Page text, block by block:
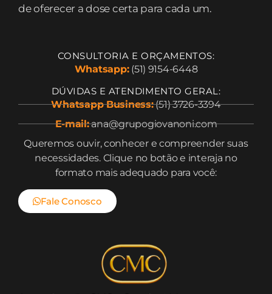
de oferecer a dose certa para cada um.
CONSULTORIA E ORÇAMENTOS:
Whatsapp:(51) 9154-6448
DÚVIDAS E ATENDIMENTO GERAL:
Whatsapp Business:(51) 3726-3394
E-mail:ana@grupogiovanoni.com
Queremos ouvir, conhecer e compreender suas
necessidades. Clique no botão e interaja no
formato mais adequado para você:
Fale Conosco